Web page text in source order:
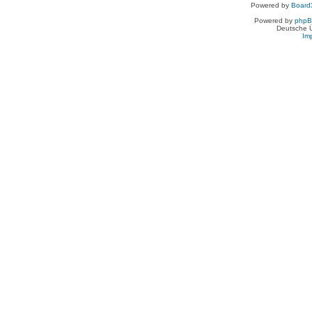
Powered by
Powered by
Deutsche